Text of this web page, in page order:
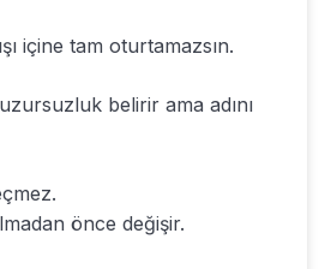
içine tam oturtamazsın.
belirir ama adını
önce değişir.